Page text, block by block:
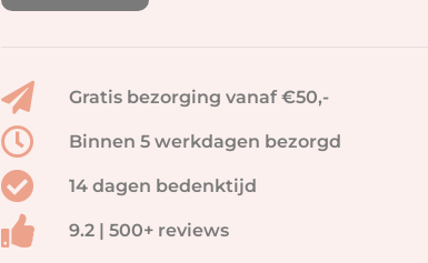
Gratis bezorging vanaf €50,-
Binnen 5 werkdagen bezorgd
14 dagen bedenktijd
9.2 | 500+ reviews